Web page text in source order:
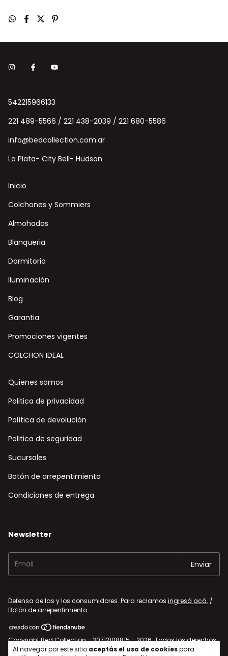
Al navegar por este sitio aceptás el uso de cookiespara
542215966133
221 489-5566 / 221 438-2039 / 221 680-5586
info@bedcollection.com.ar
La Plata- City Bell- Hudson
Inicio
Colchones y Sommiers
Almohadas
Blanqueria
Dormitorio
Iluminación
Blog
Garantia
Promociones vigentes
COLCHON IDEAL
Quienes somos
Politica de privacidad
Política de devolución
Politica de seguridad
Sucursales
Botón de arrepentimiento
Condiciones de entrega
Newsletter
Defensa de las y los consumidores. Para reclamos ingresá acá. /
Botón de arrepentimiento
Copyright Bed Collection - 30712108815 - 2026. Todos los derechos
reservados.